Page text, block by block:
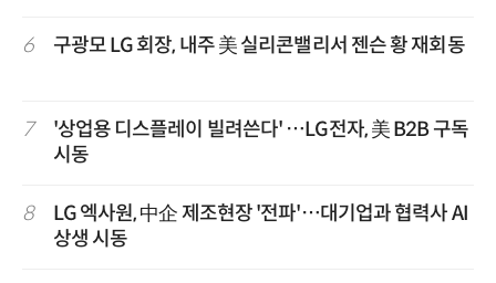
6 구광모 LG 회장, 내주 美 실리콘밸리서 젠슨 황 재회동
7
'상업용 디스플레이 빌려쓴다' …LG전자, 美 B2B 구독
시동
8
LG 엑사원, 中企 제조현장 '전파'…대기업과 협력사 AI
상생 시동